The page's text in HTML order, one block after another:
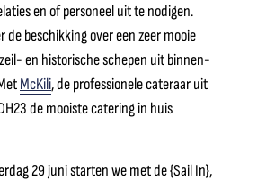
en of personeel uit te nodigen.
de beschikking over een zeer mooie
en historische schepen uit binnen-
McKili, de professionele cateraar uit
de mooiste catering in huis
29 juni starten we met de {Sail In},